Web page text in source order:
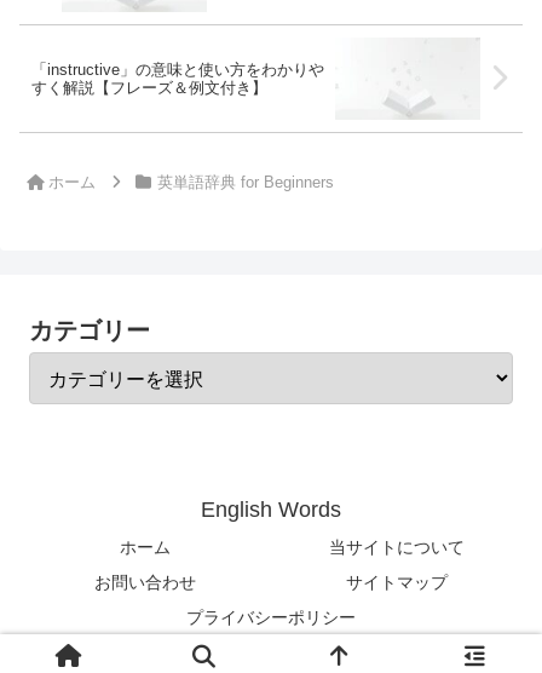
「instructive」の意味と使い方をわかりや
すく解説【フレーズ＆例文付き】
ホーム 英単語辞典 for Beginners
カテゴリー
English Words
ホーム
当サイトについて
お問い合わせ
サイトマップ
プライバシーポリシー
© 2024-2026 English Words.